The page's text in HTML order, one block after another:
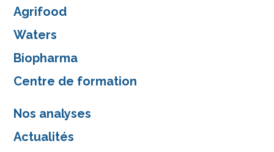
Agrifood
Waters
Biopharma
Centre de formation
Nos analyses
Actualités